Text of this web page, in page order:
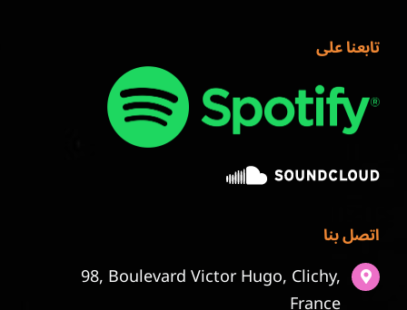
تابعنا على
اتصل بنا
98, Boulevard Victor Hugo, Clichy,